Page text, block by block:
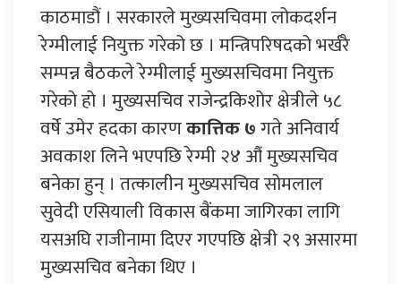
काठमाडौं । सरकारले मुख्यसचिवमा लोकदर्शन
रेग्मीलाई नियुक्त गरेको छ । मन्त्रिपरिषदको भर्खरै
सम्पन्न बैठकले रेग्मीलाई मुख्यसचिवमा नियुक्त
गरेको हो । मुख्यसचिव राजेन्द्रकिशोर क्षेत्रीले ५८
वर्षे उमेर हदका कारणकात्तिक ७गते अनिवार्य
अवकाश लिने भएपछि रेग्मी २४ औं मुख्यसचिव
बनेका हुन् । तत्कालीन मुख्यसचिव सोमलाल
सुवेदी एसियाली विकास बैंकमा जागिरका लागि
यसअघि राजीनामा दिएर गएपछि क्षेत्री २९ असारमा
मुख्यसचिव बनेका थिए ।